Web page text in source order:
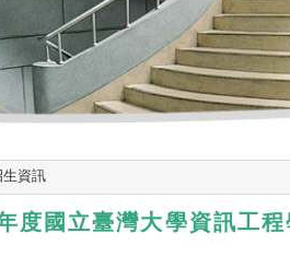
生資訊
度國立臺灣大學資訊工